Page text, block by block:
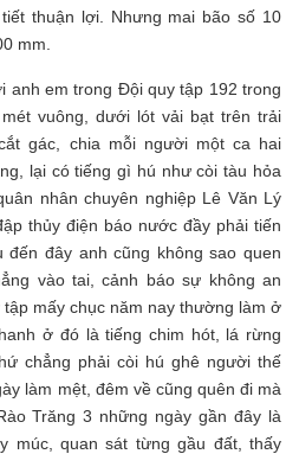
thuận lợi. Nhưng mai bão số 10
mm.
anh em trong Đội quy tập 192 trong
vuông, dưới lót vải bạt trên trải
gác, chia mỗi người một ca hai
lại có tiếng gì hú như còi tàu hỏa
nhân chuyên nghiệp Lê Văn Lý
thủy điện báo nước đầy phải tiến
đây anh cũng không sao quen
vào tai, cảnh báo sự không an
mấy chục năm nay thường làm ở
ở đó là tiếng chim hót, lá rừng
chẳng phải còi hú ghê người thế
làm mệt, đêm về cũng quên đi mà
Trăng 3 những ngày gần đây là
múc, quan sát từng gầu đất, thấy